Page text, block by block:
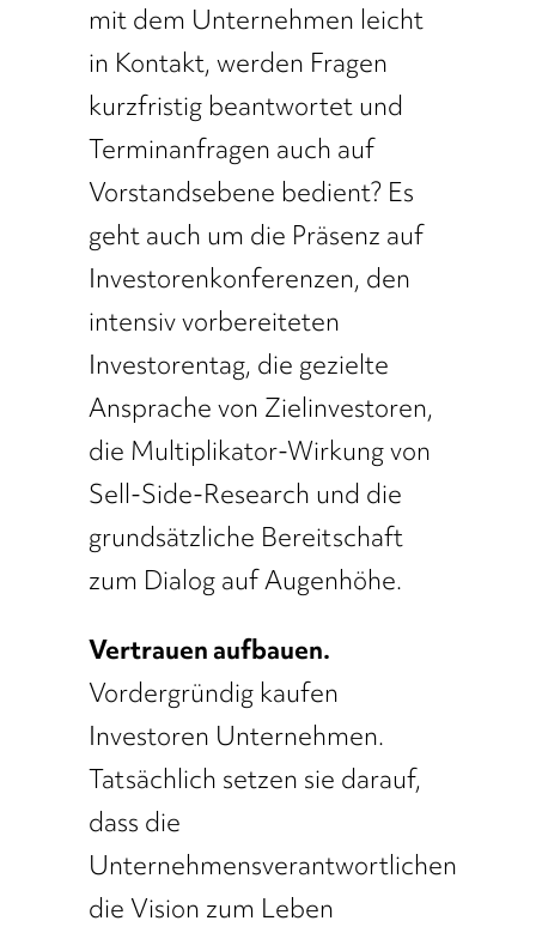
mit dem Unternehmen leicht
in Kontakt, werden Fragen
kurzfristig beantwortet und
Terminanfragen auch auf
Vorstandsebene bedient? Es
geht auch um die Präsenz auf
Investorenkonferenzen, den
intensiv vorbereiteten
Investorentag, die gezielte
Ansprache von Zielinvestoren,
die Multiplikator-Wirkung von
Sell-Side-Research und die
grundsätzliche Bereitschaft
zum Dialog auf Augenhöhe.
Vertrauen aufbauen.
Vordergründig kaufen
Investoren Unternehmen.
Tatsächlich setzen sie darauf,
dass die
Unternehmensverantwortlichen
die Vision zum Leben